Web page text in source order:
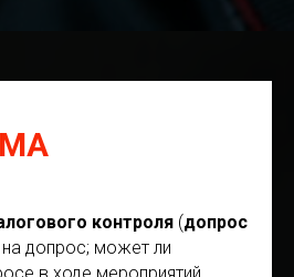
контроля (допрос
допрос; может ли